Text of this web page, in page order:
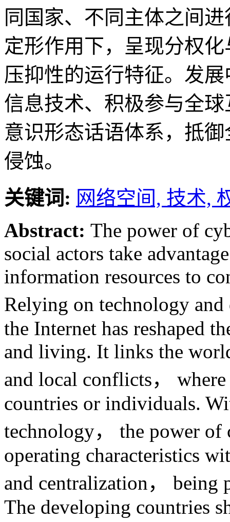
同国家、不同主体之间
定形作用下，呈现分权
压抑性的运行特征。发
信息技术、积极参与全
意识形态话语体系，抵
侵蚀。
关键词: 网络空间, 技术,
Abstract: The power of
social actors take
information resources to
Relying on technology and
the Internet has reshaped
and living. It links the
and local conflicts，
countries or individuals.
technology， the power of
operating characteristics
and centralization， being
The developing countries